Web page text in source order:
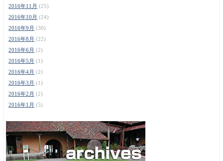
2016年11月 (25)
2016年10月 (24)
2016年9月 (30)
2016年8月 (22)
2016年6月 (2)
2016年5月 (1)
2016年4月 (2)
2016年3月 (1)
2016年2月 (2)
2016年1月 (5)